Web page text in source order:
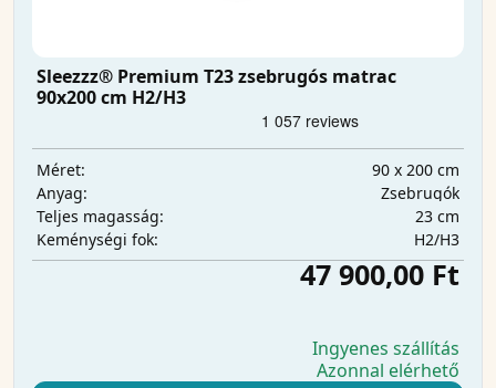
Sleezzz® Premium T23 zsebrugós matrac
90x200 cm H2/H3
Méret:
90 x 200 cm
Anyag:
Zsebrugók
Teljes magasság:
23 cm
Keménységi fok:
H2/H3
47 900,00 Ft
Ingyenes szállítás
Azonnal elérhető